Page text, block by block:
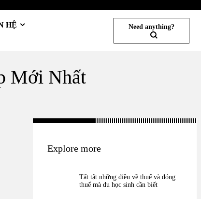
HỆ
Need anything?
Mới Nhất
Explore more
Tất tật những điều về thuế và đóng
thuế mà du học sinh cần biết